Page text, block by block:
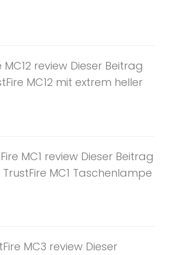
review Dieser Beitrag
MC12 mit extrem heller
MC1 review Dieser Beitrag
MC1 Taschenlampe
MC3 review Dieser